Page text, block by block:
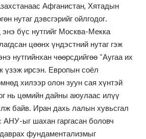
Афганистан, Хятадын
нутаг дэвсгэрийг ойлгодог.
бүс нутгийг Москва-Мекка
цөөнх үндэстний нутаг гэж
нутгийнхан чөөрсдийгөө “Аугаа их
үзэж ирсэн. Европын соёл
хилээр олон зуун сая хүнтэй
нь цөмийн дайны аюулаас илүү
байв. Иран дахь лалын хувьсгал
АНУ-ыг шахан гаргасан боловч
фундаментализмыг